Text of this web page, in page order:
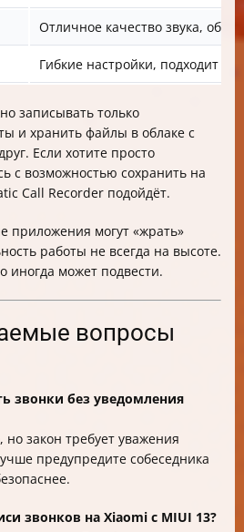
Отличное качество звука,
Гибкие настройки, подходит
записывать только
и хранить файлы в облаке с
Если хотите просто
с возможностью сохранить на
Call Recorder подойдёт.
приложения могут «жрать»
работы не всегда на высоте.
иногда может подвести.
вопросы
звонки без уведомления
закон требует уважения
предупредите собеседника
звонков на Xiaomi с MIUI 13?